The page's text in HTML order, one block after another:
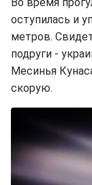
оступилась и
метров.
подруги -
Месинья
скорую.